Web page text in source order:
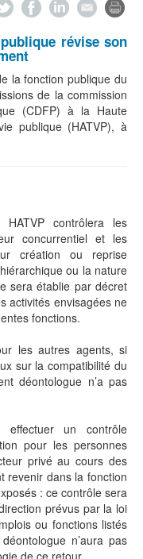
révise son
la fonction publique du
de la commission
(CDFP) à la Haute
publique (HATVP), à
contrôlera les
concurrentiel et les
création ou reprise
ou la nature
sera établie par décret
activités envisagées ne
fonctions.
les autres agents, si
sur la compatibilité du
déontologue n’a pas
un contrôle
pour les personnes
privé au cours des
revenir dans la fonction
: ce contrôle sera
prévus par la loi
ou fonctions listés
n’aura pas